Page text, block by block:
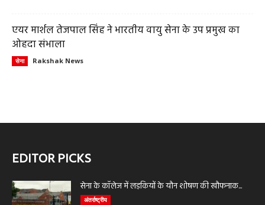
एयर मार्शल तेजपाल सिंह ने भारतीय वायु सेना के उप प्रमुख का
ओहदा संभाला
सेना Rakshak News
EDITOR PICKS
सेना के कॉलेज में लड़कियों के यौन शोषण की खौफनाक...
अंतर्राष्ट्रीय